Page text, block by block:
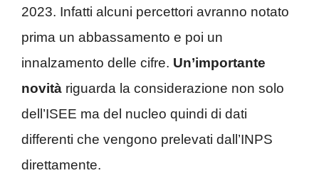
2023. Infatti alcuni percettori avranno notato
prima un abbassamento e poi un
innalzamento delle cifre. Un’importante
novità riguarda la considerazione non solo
dell’ISEE ma del nucleo quindi di dati
differenti che vengono prelevati dall’INPS
direttamente.